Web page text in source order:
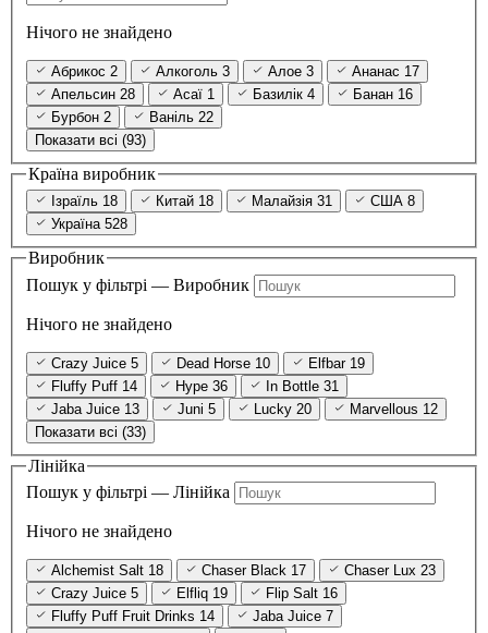
Нічого не знайдено
Абрикос 2 Алкоголь 3 Алое 3 Ананас 17
Апельсин 28 Асаї 1 Базилік 4 Банан 16
Бурбон 2 Ваніль 22
Показати всі (93)
Країна виробник
Ізраїль 18 Китай 18 Малайзія 31 США 8
Україна 528
Виробник
Пошук у фільтрі — Виробник
Нічого не знайдено
Crazy Juice 5 Dead Horse 10 Elfbar 19
Fluffy Puff 14 Hype 36 In Bottle 31
Jaba Juice 13 Juni 5 Lucky 20 Marvellous 12
Показати всі (33)
Лінійка
Пошук у фільтрі — Лінійка
Нічого не знайдено
Alchemist Salt 18 Chaser Black 17 Chaser Lux 23
Crazy Juice 5 Elfliq 19 Flip Salt 16
Fluffy Puff Fruit Drinks 14 Jaba Juice 7